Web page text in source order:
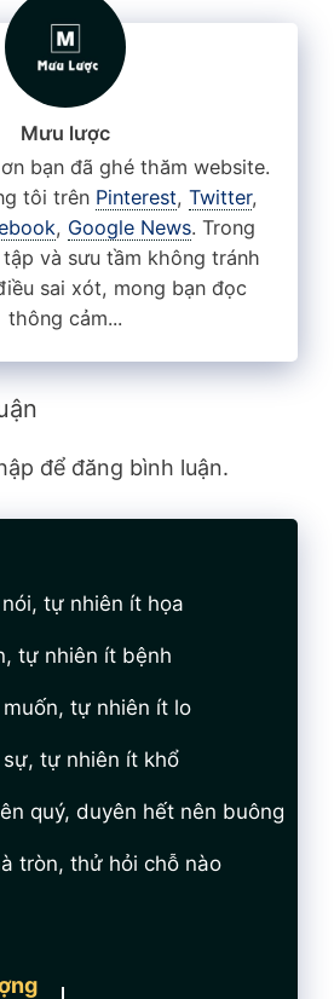
Mưu lược
bạn đã ghé thăm website.
tôi trên Pinterest, Twitter,
, Google News. Trong
và sưu tầm không tránh
sai xót, mong bạn đọc
thông cảm...
để đăng bình luận.
tự nhiên ít họa
tự nhiên ít bệnh
tự nhiên ít lo
tự nhiên ít khổ
quý, duyên hết nên buông
tròn, thử hỏi chỗ nào